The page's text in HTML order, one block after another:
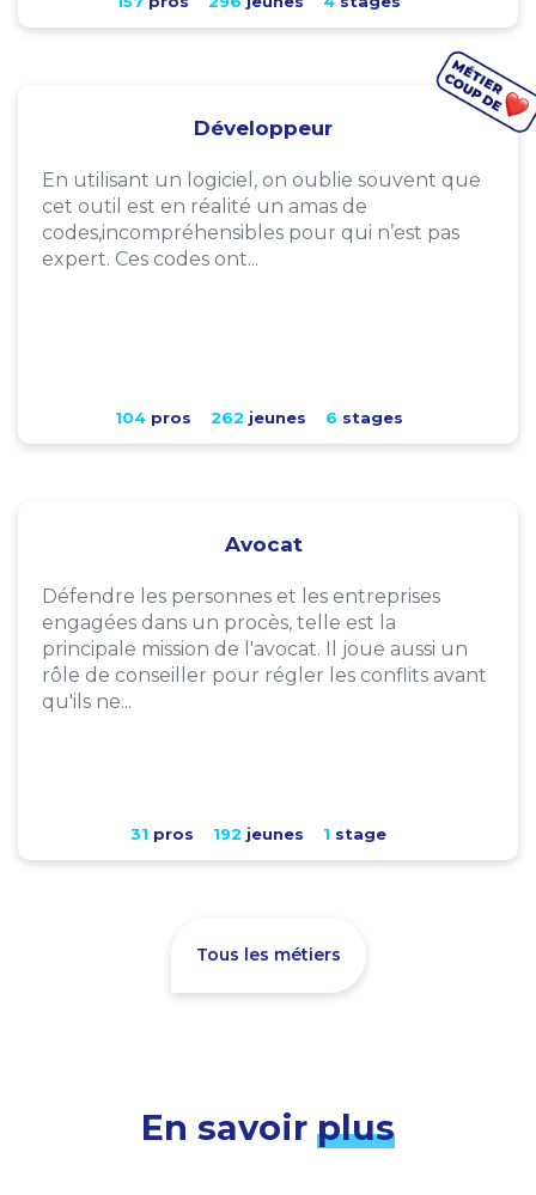
Développeur
En utilisant un logiciel, on oublie souvent que
cet outil est en réalité un amas de
codes,incompréhensibles pour qui n’est pas
expert. Ces codes ont...
104pros 262 jeunes 6 stages
Avocat
Défendre les personnes et les entreprises
engagées dans un procès, telle est la
principale mission de l'avocat. Il joue aussi un
rôle de conseiller pour régler les conflits avant
qu'ils ne...
31 pros 192 jeunes 1 stage
Tous les métiers
En savoir plus